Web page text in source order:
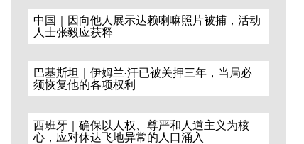
中国｜因向他人展示达赖喇嘛照片被捕，活动
人士张毅应获释
巴基斯坦｜伊姆兰·汗已被关押三年，当局必
须恢复他的各项权利
西班牙｜确保以人权、尊严和人道主义为核
心，应对休达飞地异常的人口涌入